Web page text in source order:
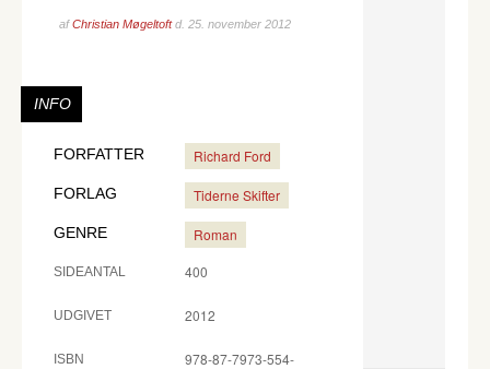
afChristian Møgeltoftd. 25. november 2012
INFO
FORFATTER Richard Ford
FORLAG Tiderne Skifter
GENRE Roman
SIDEANTAL 400
UDGIVET 2012
ISBN
978-87-7973-554-